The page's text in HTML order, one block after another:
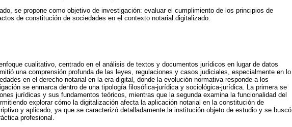
se propone como objetivo de investigación: evaluar el cumplimiento de los principios de
de constitución de sociedades en el contexto notarial digitalizado.
cualitativo, centrado en el análisis de textos y documentos jurídicos en lugar de datos
una comprensión profunda de las leyes, regulaciones y casos judiciales, especialmente en lo
en el derecho notarial en la era digital, donde la evolución normativa responde a los
se enmarca dentro de una tipología filosófica-jurídica y sociológica-jurídica. La primera se
jurídicas y sus fundamentos teóricos, mientras que la segunda examina la funcionalidad del
explorar cómo la digitalización afecta la aplicación notarial en la constitución de
y aplicado, ya que se caracterizó detalladamente la institución objeto de estudio y se buscó
profesional.